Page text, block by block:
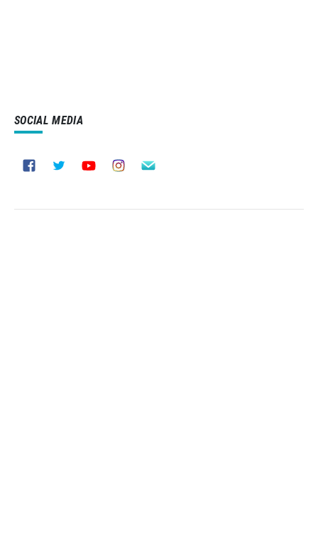
SOCIAL MEDIA